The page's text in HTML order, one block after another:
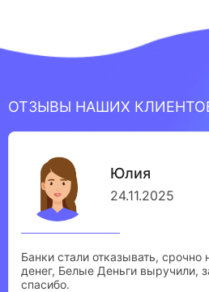
ОТЗЫВЫ НАШИХ
Юлия
24.11.2025
Банки стали отказывать, срочно
денег, Белые Деньги выручили,
спасибо.